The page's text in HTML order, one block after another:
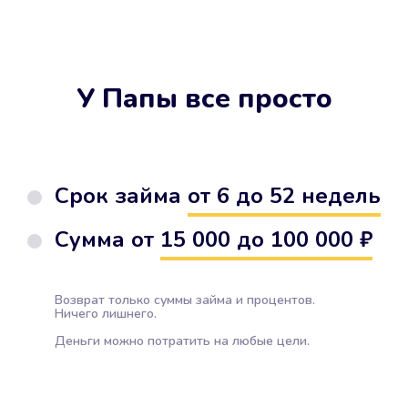
У Папы все просто
Срок займа от 6 до 52 недель
Сумма от 15 000 до 100 000 ₽
Возврат только суммы займа и процентов.
Ничего лишнего.
Деньги можно потратить на любые цели.